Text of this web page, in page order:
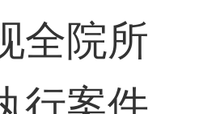
全院所